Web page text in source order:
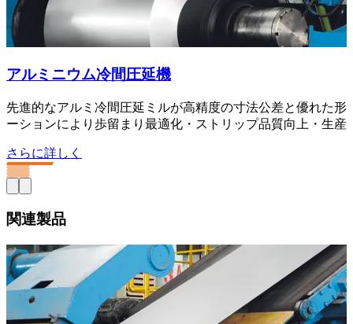
アルミニウム冷間圧延機
先進的なアルミ冷間圧延ミルが高精度の寸法公差と優れた
ーションにより歩留まり最適化・ストリップ品質向上・生産
さらに詳しく
関連製品